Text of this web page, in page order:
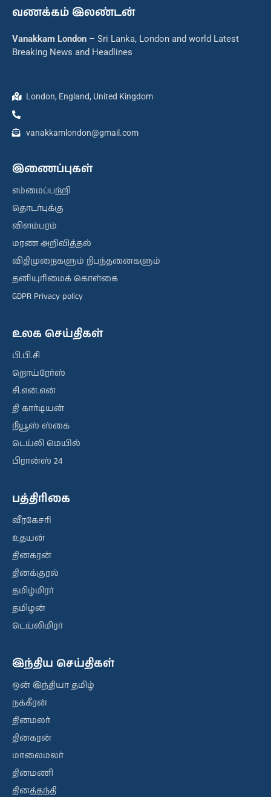
வணக்கம் இலண்டன்
Vanakkam London – Sri Lanka, London and world Latest
Breaking News and Headlines
London, England, United Kingdom
vanakkamlondon@gmail.com
இணைப்புகள்
எம்மைப்பற்றி
தொடர்புக்கு
விளம்பரம்
மரண அறிவித்தல்
விதிமுறைகளும் நிபந்தனைகளும்
தனியுரிமைக் கொள்கை
GDPR Privacy policy
உலக செய்திகள்
பி.பி.சி
றொய்ரேர்ஸ்
சி.என்.என்
தி கார்டியன்
நியூஸ் ஸ்கை
டெய்லி மெயில்
பிரான்ஸ் 24
பத்திரிகை
வீரகேசரி
உதயன்
தினகரன்
தினக்குரல்
தமிழ்மிரர்
தமிழன்
டெய்லிமிரர்
இந்திய செய்திகள்
ஒன் இந்தியா தமிழ்
நக்கீரன்
தினமலர்
தினகரன்
மாலைமலர்
தினமணி
தினத்தந்தி